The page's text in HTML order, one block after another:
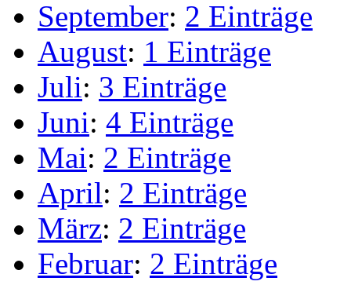
September: 2 Einträge
August: 1 Einträge
Juli: 3 Einträge
Juni: 4 Einträge
Mai: 2 Einträge
April: 2 Einträge
März: 2 Einträge
Februar: 2 Einträge